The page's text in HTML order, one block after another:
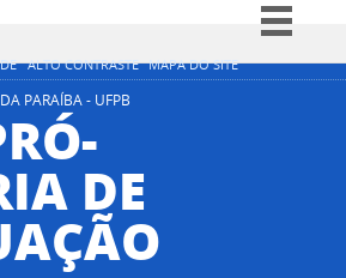
ALTO CONTRASTE MAPA DO SITE
Simplifique!
Acesso à informação
PARAÍBA - UFPB
DE